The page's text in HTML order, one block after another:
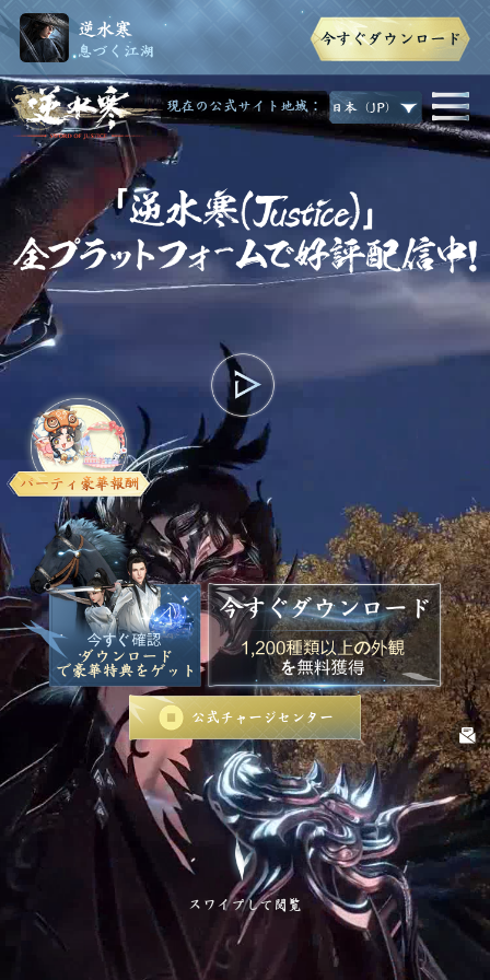
現在の公式サイト地域： 日本（JP）
公式チャージセンター
スワイプして閲覧
【 ニュース】 【最新衣装】心韻追声で自分だけのスタイルを作ろう！ 2026.08.05
【 お知らせ】 『逆水寒』バージョン1.3.1アップデートのお知らせ 2026.07.30
【 ニュース】 【四海無拘】を着用し、心の赴くままに江湖を駆け巡れ！ 2026.07.22
【 ニュース】 江湖で最も神秘的な衣装【水の如く幽華】が、今週の木曜日にショップに登場します 2026.07.08
プライバシーポリシー,利用規約 ©1997-
2026
NetEase,Inc.All Rights Reserved
Contact Us:
justice@global.netease.com
特定商取引法に基づく表示
資金決済法に基づく表示